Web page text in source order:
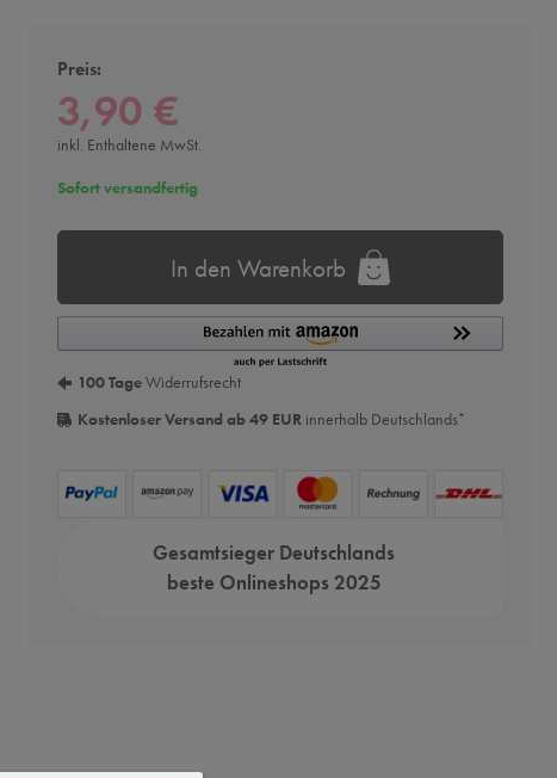
Preis:
3,90 €
inkl. Enthaltene MwSt.
Sofort versandfertig
In den Warenkorb
100 TageWiderrufsrecht
Kostenloser Versand ab 49 EUR innerhalb Deutschlands*
Gesamtsieger Deutschlands
beste Onlineshops 2025